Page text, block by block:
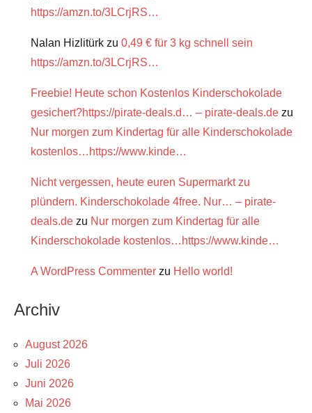
https://amzn.to/3LCrjRS…
Nalan Hizlitürk zu 0,49 € für 3 kg schnell sein
https://amzn.to/3LCrjRS…
Freebie! Heute schon Kostenlos Kinderschokolade
gesichert?https://pirate-deals.d… – pirate-deals.de zu
Nur morgen zum Kindertag für alle Kinderschokolade
kostenlos…https://www.kinde…
Nicht vergessen, heute euren Supermarkt zu
plündern. Kinderschokolade 4free. Nur… – pirate-
deals.de zu Nur morgen zum Kindertag für alle
Kinderschokolade kostenlos…https://www.kinde…
A WordPress Commenter zu Hello world!
Archiv
August 2026
Juli 2026
Juni 2026
Mai 2026